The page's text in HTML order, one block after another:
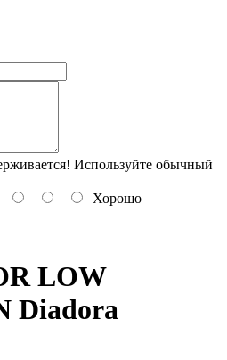
Используйте обычный
Хорошо
LOW
Diadora